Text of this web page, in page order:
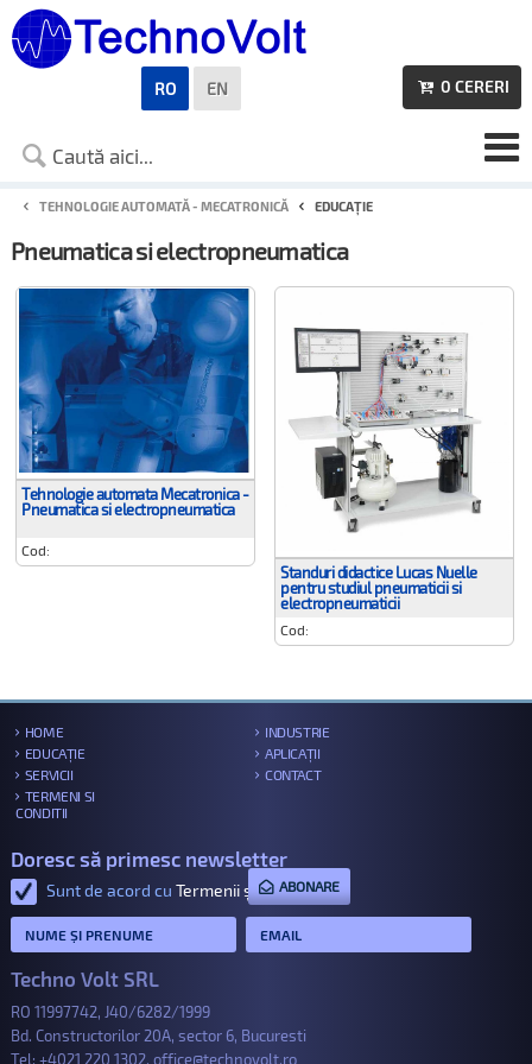

0 CERERI
TEHNOLOGIE AUTOMATĂ - MECATRONICĂ EDUCAȚIE
Pneumatica si electropneumatica
Tehnologie automata Mecatronica -
Pneumatica si electropneumatica
Cod:
Standuri didactice Lucas Nuelle
pentru studiul pneumaticii si
electropneumaticii
Cod:
RO EN
HOME
INDUSTRIE
EDUCAȚIE
APLICAȚII
SERVICII
CONTACT
TERMENI SI
CONDITII
Doresc să primesc newsletter
Sunt de acord cu Termenii și condițiile.
ABONARE
Techno Volt SRL
RO 11997742, J40/6282/1999
Bd. Constructorilor 20A, sector 6, Bucuresti
Tel: +4021 220 1302, office@technovolt.ro